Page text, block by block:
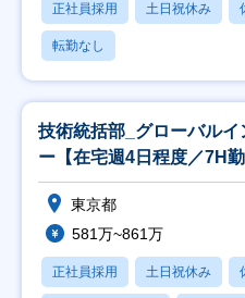
正社員採用 土日祝休み
転勤なし
技術統括部_グローバル
ー【在宅週4日程度／7H
東京都
581万~861万
正社員採用 土日祝休み